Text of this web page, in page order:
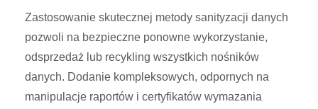
Zastosowanie skutecznej metody sanityzacji danych
pozwoli na bezpieczne ponowne wykorzystanie,
odsprzedaż lub recykling wszystkich nośników
danych. Dodanie kompleksowych, odpornych na
manipulacje raportów i certyfikatów wymazania